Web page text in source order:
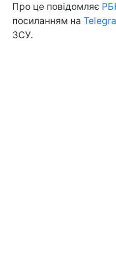
Про це повідомляє
посиланням на
ЗСУ.